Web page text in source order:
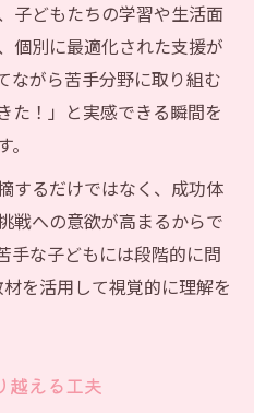
子どもたちの学習や生活面
個別に最適化された支援が
ながら苦手分野に取り組む
た！」と実感できる瞬間を
するだけではなく、成功体
戦への意欲が高まるからで
手な子どもには段階的に問
を活用して視覚的に理解を
越える工夫